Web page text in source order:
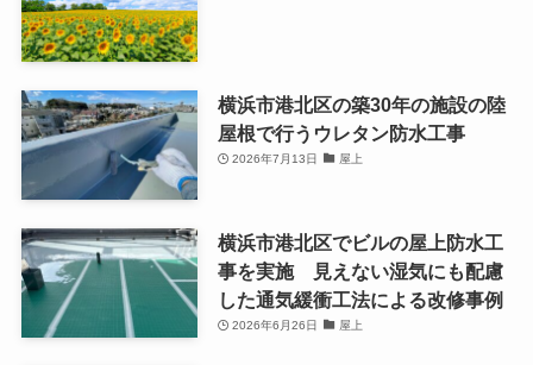
横浜市港北区の築30年の施設の陸
屋根で行うウレタン防水工事
2026年7月13日 屋上
横浜市港北区でビルの屋上防水工
事を実施 見えない湿気にも配慮
した通気緩衝工法による改修事例
2026年6月26日 屋上